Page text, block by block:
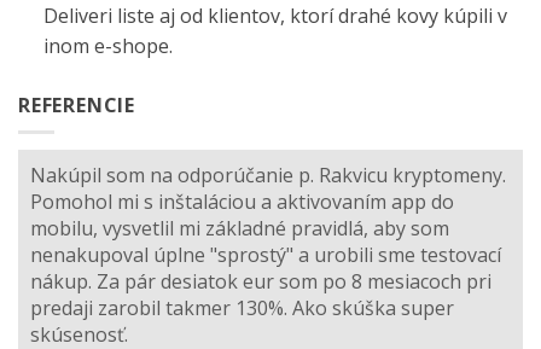
Deliveri liste aj od klientov, ktorí drahé kovy kúpili v
inom e-shope.
REFERENCIE
Nakúpil som na odporúčanie p. Rakvicu kryptomeny.
Pomohol mi s inštaláciou a aktivovaním app do
mobilu, vysvetlil mi základné pravidlá, aby som
nenakupoval úplne "sprostý" a urobili sme testovací
nákup. Za pár desiatok eur som po 8 mesiacoch pri
predaji zarobil takmer 130%. Ako skúška super
skúsenosť.